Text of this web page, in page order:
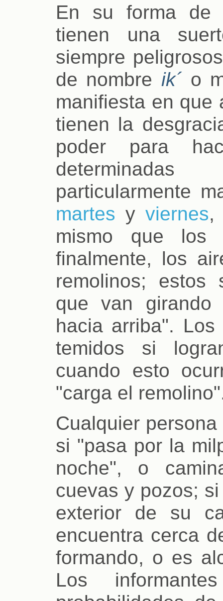
En su forma de
tienen una
siempre
de nombre ik´o
manifiesta en que
tienen la
poder para
particularmente
martes yviernes,
mismo que
finalmente, los
remolinos; estos
que van
hacia arriba".
temidos si
cuando esto
"carga el
Cualquier
si "pasa por la
noche", o
cuevas y pozos;
exterior de su
encuentra cerca
formando, o es
Los